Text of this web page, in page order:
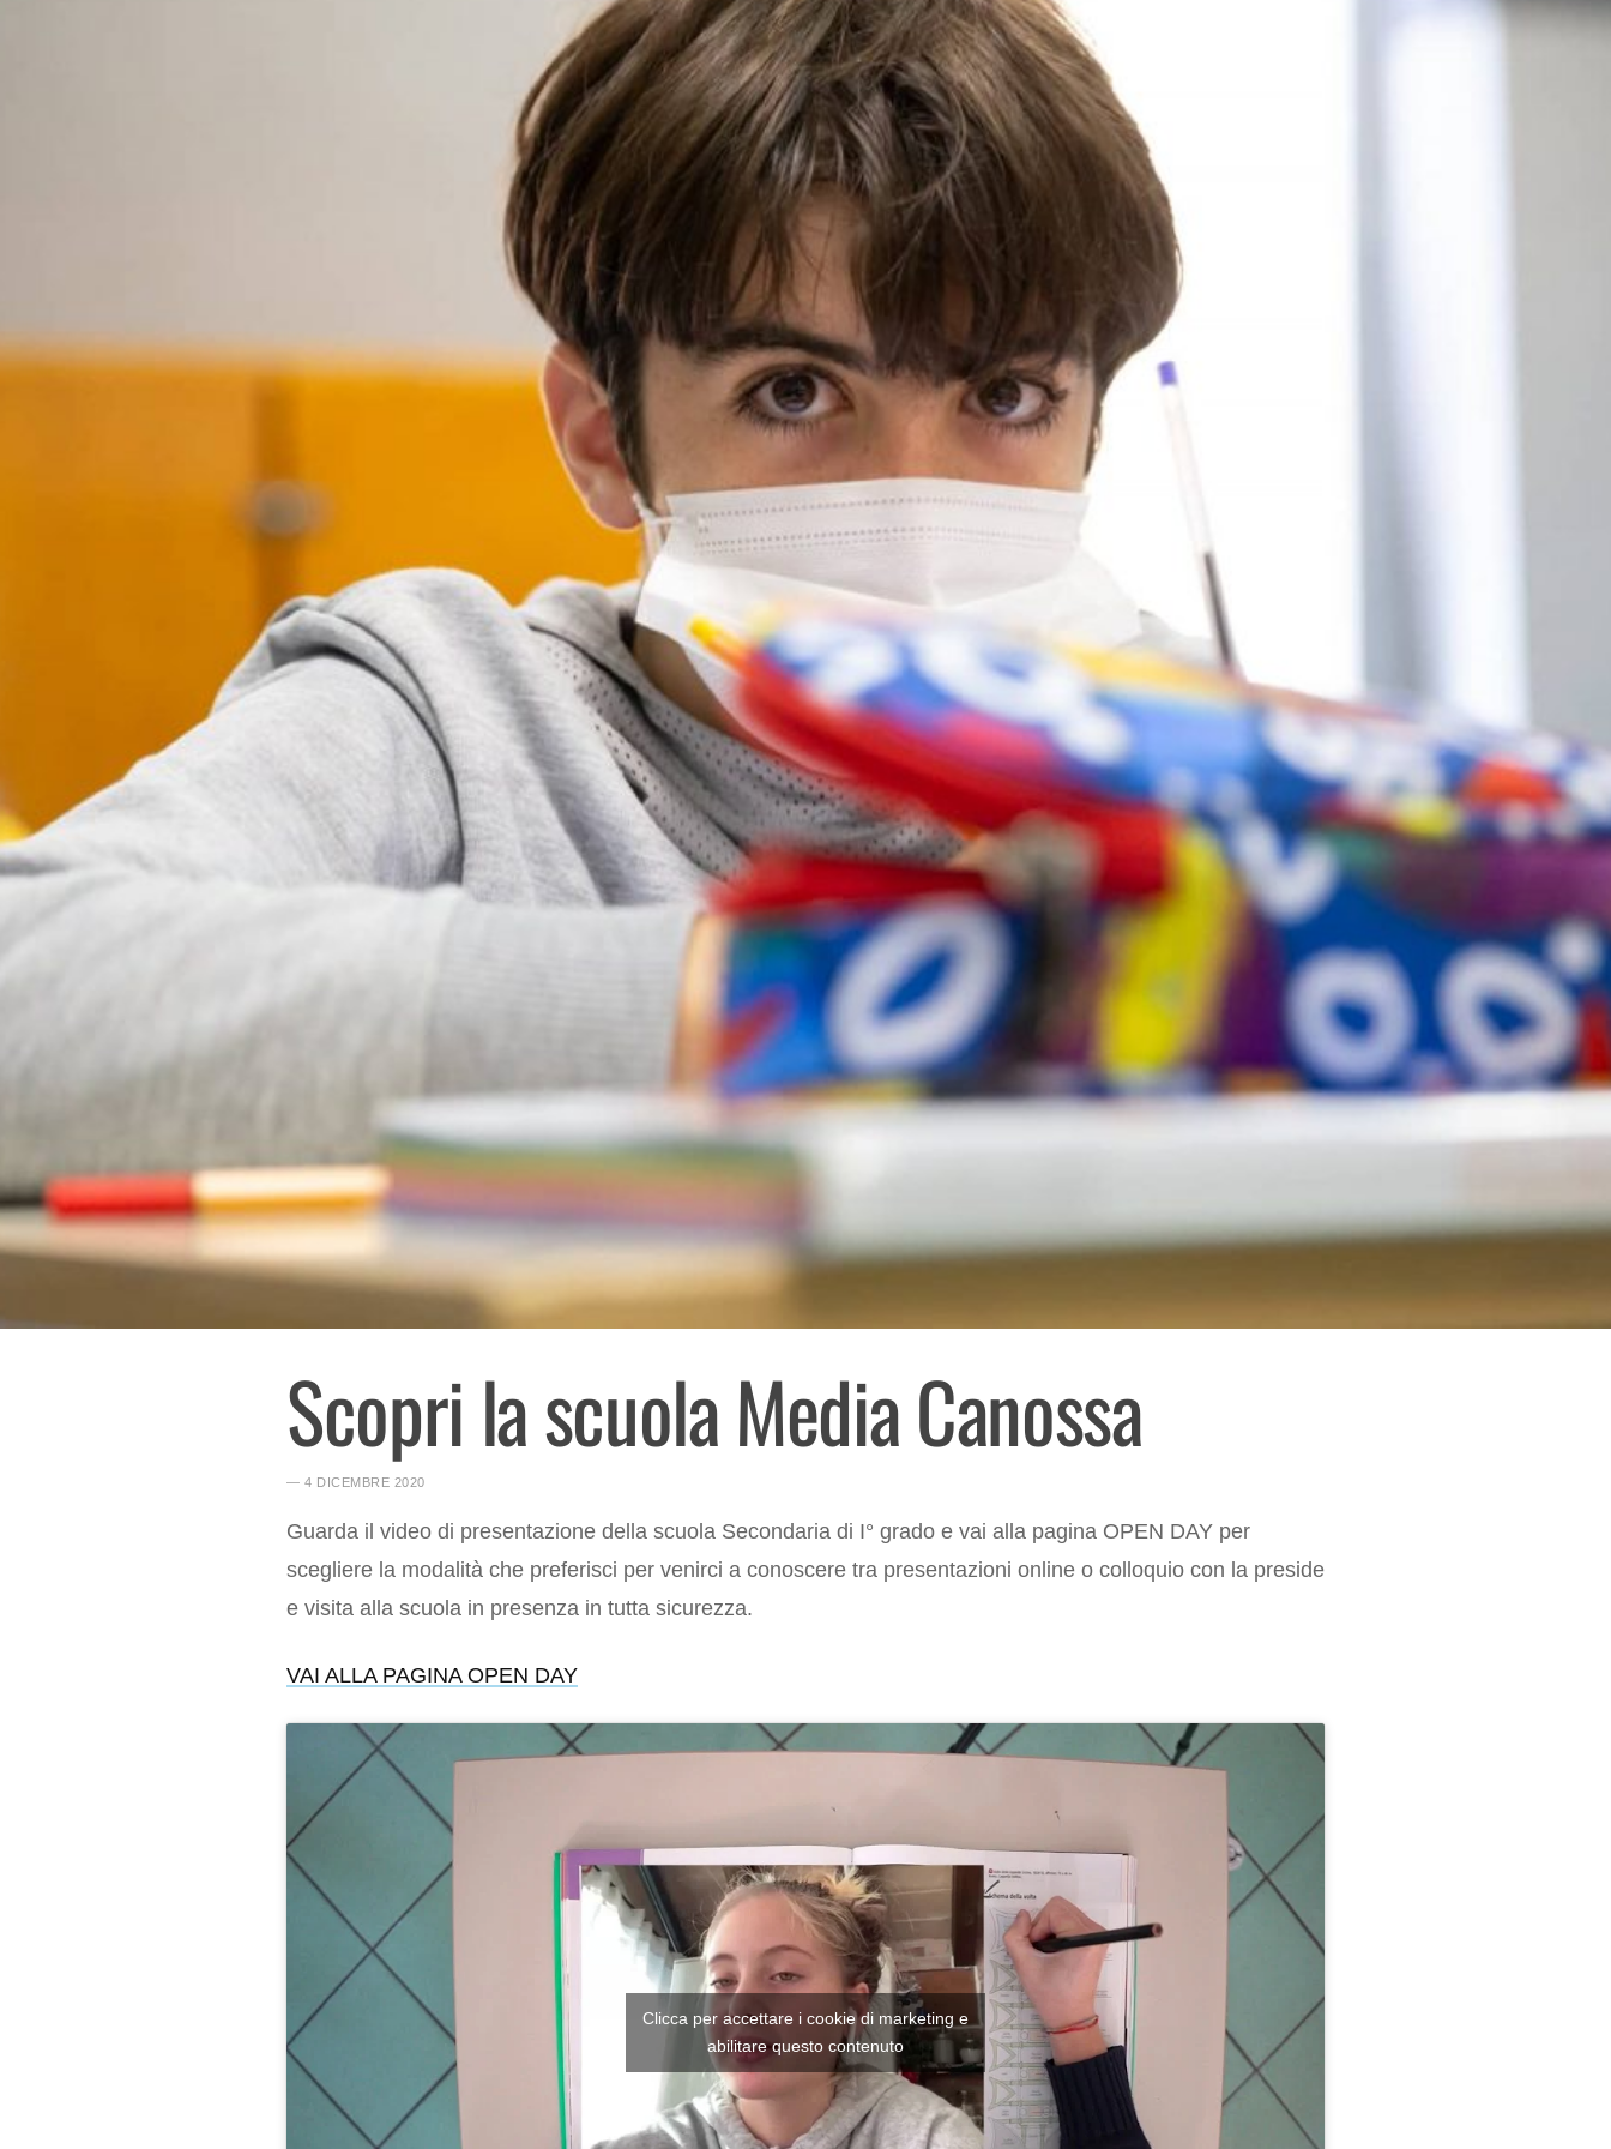
Scopri la scuola Media Canossa
― 4 DICEMBRE 2020
Guarda il video di presentazione della scuola Secondaria di I° grado e vai alla pagina OPEN DAY per
scegliere la modalità che preferisci per venirci a conoscere tra presentazioni online o colloquio con la preside
e visita alla scuola in presenza in tutta sicurezza.
VAI ALLA PAGINA OPEN DAY
Clicca per accettare i cookie di marketing e
abilitare questo contenuto